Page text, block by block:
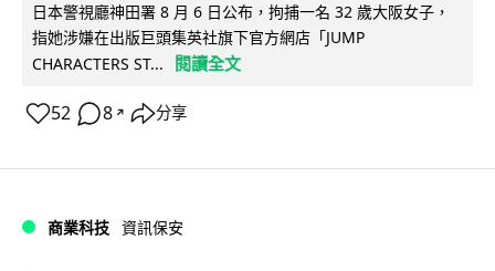
日本警視廳神田署 8 月 6 日公布，拘捕一名 32 歲大阪女子，
指她涉嫌在出版巨頭集英社旗下官方網店「JUMP
CHARACTERS ST...
閱讀全文
52 8 ↗ 分享
商業科技 資訊保安